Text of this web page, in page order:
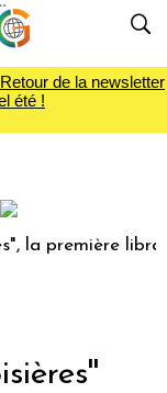
de la newsletter
été !
première librairie